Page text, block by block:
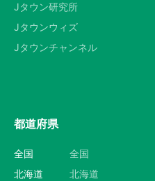
Jタウン研究所
Jタウンウィズ
Jタウンチャンネル
都道府県
全国
全国
北海道
北海道